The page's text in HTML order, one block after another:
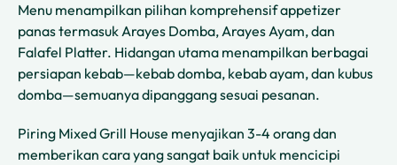
Menu menampilkan pilihan komprehensif appetizer
panas termasuk Arayes Domba, Arayes Ayam, dan
Falafel Platter. Hidangan utama menampilkan berbagai
persiapan kebab—kebab domba, kebab ayam, dan kubus
domba—semuanya dipanggang sesuai pesanan.
Piring Mixed Grill House menyajikan 3-4 orang dan
memberikan cara yang sangat baik untuk mencicipi